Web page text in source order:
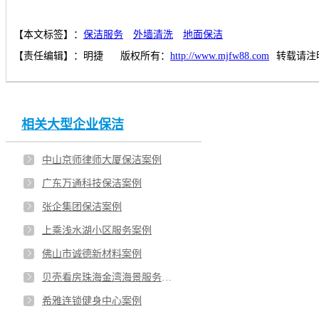
【本文标签】： 保洁服务 外墙清洗
地面保洁
【责任编辑】： 明捷 版权所有： http://www.mjfw88.com 转载请注
相关大型企业保洁
中山京师律师大厦保洁案例
广东万通科技保洁案例
张企集团保洁案例
上乘浅水湖小区服务案例
佛山市诚德新材料案例
贝壳看房珠海金湾海景服务案例
希雅连锁健身中心案例